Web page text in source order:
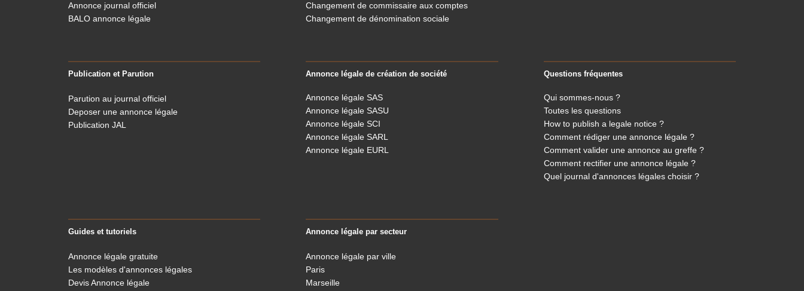
Annonce journal officiel
BALO annonce légale
Changement de commissaire aux comptes
Changement de dénomination sociale
Publication et Parution
Parution au journal officiel
Deposer une annonce légale
Publication JAL
Annonce légale de création de société
Annonce légale SAS
Annonce légale SASU
Annonce légale SCI
Annonce légale SARL
Annonce légale EURL
Questions fréquentes
Qui sommes-nous ?
Toutes les questions
How to publish a legale notice ?
Comment rédiger une annonce légale ?
Comment valider une annonce au greffe ?
Comment rectifier une annonce légale ?
Quel journal d'annonces légales choisir ?
Guides et tutoriels
Annonce légale gratuite
Les modèles d'annonces légales
Devis Annonce légale
Annonce légale par secteur
Annonce légale par ville
Paris
Marseille